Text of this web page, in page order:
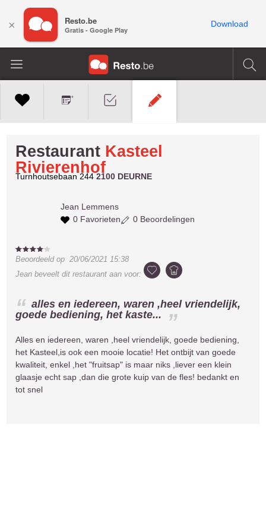
Restaurant Kasteel
Rivierenhof
Turnhoutsebaan 2442100 DEURNE
Jean Lemmens
0 Favorieten
0 Beoordelingen
Beoordeeld op20/06/2021 15:38
Jean beveelt dit restaurant aan voor:
alles en iedereen, waren ,heel vriendelijk,
goede bediening, het kaste...
Alles en iedereen, waren ,heel vriendelijk, goede bediening,
het Kasteel,is ook een mooie locatie! Het ontbijt van goede
kwaliteit, enkel ,het "fruitsap" is maar niks ,liever een klein
glaasje echt sap ,dan die grote kuip van de fles! bedankt en
tot snel
× Resto.be
Gratis - Google Play
Download